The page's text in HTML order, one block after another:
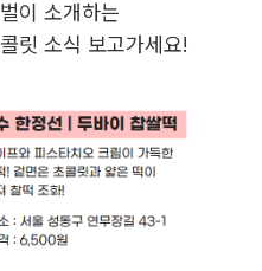
이 소개하는
릿 소식 보고가세요!